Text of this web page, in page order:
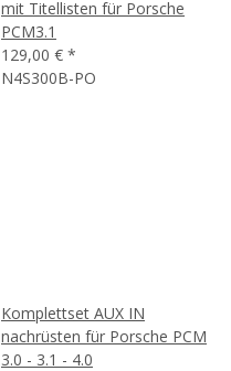
mit Titellisten für Porsche
PCM3.1
129,00 € *
N4S300B-PO
Komplettset AUX IN
nachrüsten für Porsche PCM
3.0 - 3.1 - 4.0